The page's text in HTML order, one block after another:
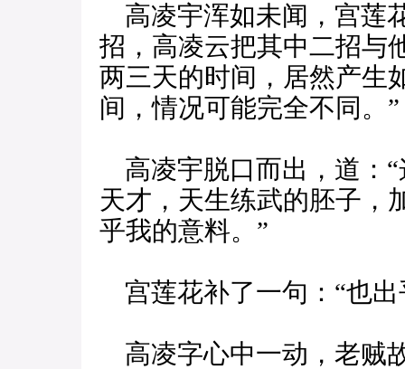
高凌宇浑如未闻，宫莲
招，高凌云把其中二招与
两三天的时间，居然产生
间，情况可能完全不同。”
高凌宇脱口而出，道：
天才，天生练武的胚子，
乎我的意料。”
宫莲花补了一句：“也出
高凌字心中一动，老贼